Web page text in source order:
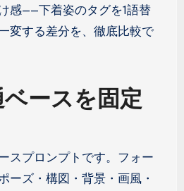
感——下着姿のタグを1語替
変する差分を、徹底比較で
ースを固定
スプロンプトです。フォー
ーズ・構図・背景・画風・